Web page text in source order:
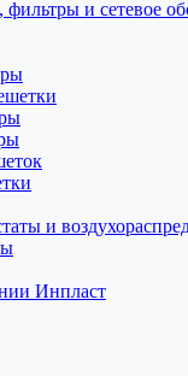
и сетевое
и
Инпласт